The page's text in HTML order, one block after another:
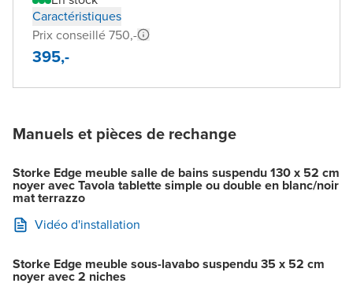
Caractéristiques
Prix conseillé 750,-
395,-
Manuels et pièces de rechange
Storke Edge meuble salle de bains suspendu 130 x 52 cm
noyer avec Tavola tablette simple ou double en blanc/noir
mat terrazzo
Vidéo d'installation
Storke Edge meuble sous-lavabo suspendu 35 x 52 cm
noyer avec 2 niches